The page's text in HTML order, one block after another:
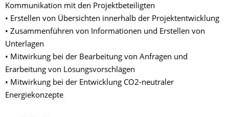
Kommunikation mit den Projektbeteiligten
• Erstellen von Übersichten innerhalb der Projektentwicklung
• Zusammenführen von Informationen und Erstellen von
Unterlagen
• Mitwirkung bei der Bearbeitung von Anfragen und
Erarbeitung von Lösungsvorschlägen
• Mitwirkung bei der Entwicklung CO2-neutraler
Energiekonzepte